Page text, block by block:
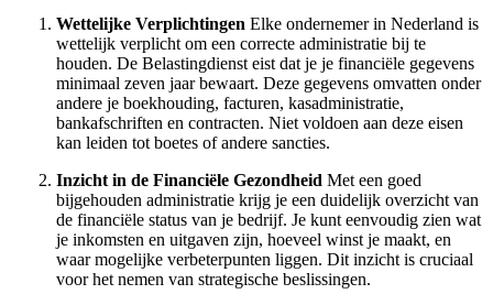
Wettelijke Verplichtingen Elke ondernemer in Nederland is
wettelijk verplicht om een correcte administratie bij te
houden. De Belastingdienst eist dat je je financiële gegevens
minimaal zeven jaar bewaart. Deze gegevens omvatten onder
andere je boekhouding, facturen, kasadministratie,
bankafschriften en contracten. Niet voldoen aan deze eisen
kan leiden tot boetes of andere sancties.
Inzicht in de Financiële Gezondheid Met een goed
bijgehouden administratie krijg je een duidelijk overzicht van
de financiële status van je bedrijf. Je kunt eenvoudig zien wat
je inkomsten en uitgaven zijn, hoeveel winst je maakt, en
waar mogelijke verbeterpunten liggen. Dit inzicht is cruciaal
voor het nemen van strategische beslissingen.